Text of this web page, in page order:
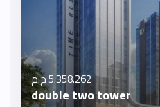
5.358.262 ج.م
double two tower